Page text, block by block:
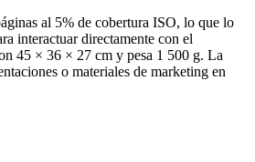
al 5% de cobertura ISO, lo que lo
interactuar directamente con el
45 × 36 × 27 cm y pesa 1 500 g. La
o materiales de marketing en